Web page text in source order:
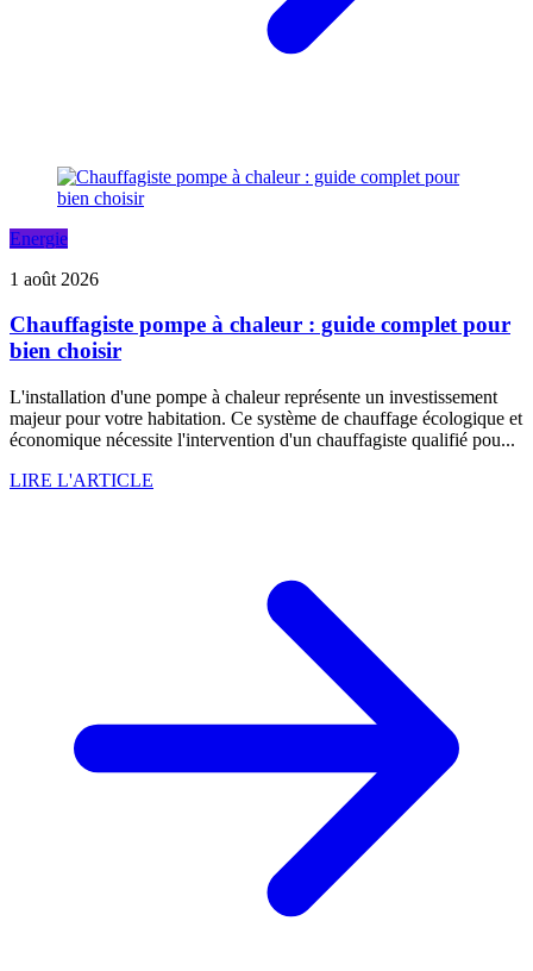
Energie
1 août 2026
Chauffagiste pompe à chaleur : guide complet pour
bien choisir
L'installation d'une pompe à chaleur représente un investissement
majeur pour votre habitation. Ce système de chauffage écologique et
économique nécessite l'intervention d'un chauffagiste qualifié pou...
LIRE L'ARTICLE